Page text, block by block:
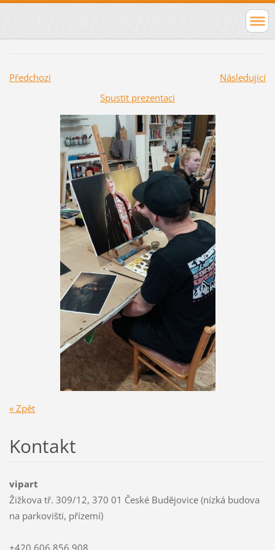
Předchozí
Následující
Spustit prezentaci
« Zpět
Kontakt
vipart
Žižkova tř. 309/12, 370 01 České Budějovice (nízká budova
na parkovišti, přízemí)
+420 606 856 908